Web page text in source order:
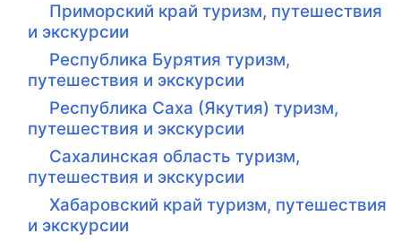
Приморский край туризм, путешествия
и экскурсии
Республика Бурятия туризм,
путешествия и экскурсии
Республика Саха (Якутия) туризм,
путешествия и экскурсии
Сахалинская область туризм,
путешествия и экскурсии
Хабаровский край туризм, путешествия
и экскурсии